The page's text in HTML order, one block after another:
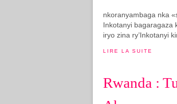
nkoranyambaga nka
Inkotanyi bagaragaza
iryo zina ry’Inkotanyi
LIRE LA SUITE
Rwanda :